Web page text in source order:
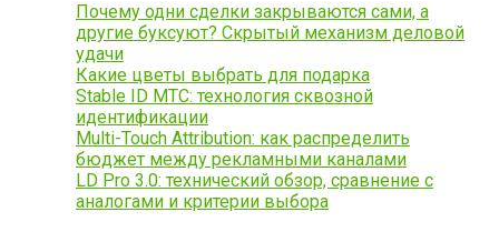
Почему одни сделки закрываются сами, а
другие буксуют? Скрытый механизм деловой
удачи
Какие цветы выбрать для подарка
Stable ID МТС: технология сквозной
идентификации
Multi-Touch Attribution: как распределить
бюджет между рекламными каналами
LD Pro 3.0: технический обзор, сравнение с
аналогами и критерии выбора